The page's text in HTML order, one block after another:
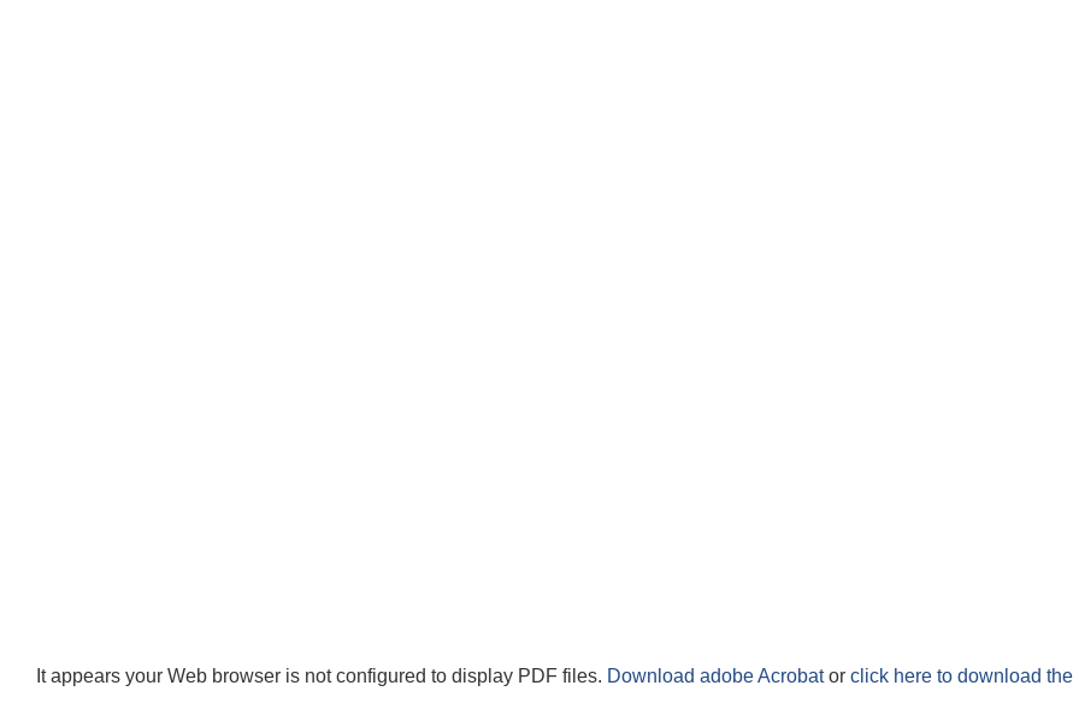
It appears your Web browser is not configured to display PDF files. Download adobe Acrobator click here to download the